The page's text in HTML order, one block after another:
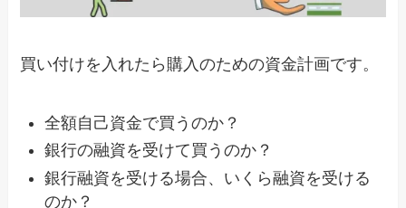
買い付けを入れたら購入のための資金計画です。
全額自己資金で買うのか？
銀行の融資を受けて買うのか？
銀行融資を受ける場合、いくら融資を受ける
のか？